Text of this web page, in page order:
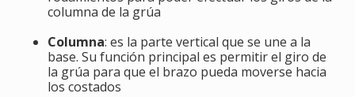
columna de la grúa
Columna: es la parte vertical que se une a la
base. Su función principal es permitir el giro de
la grúa para que el brazo pueda moverse hacia
los costados